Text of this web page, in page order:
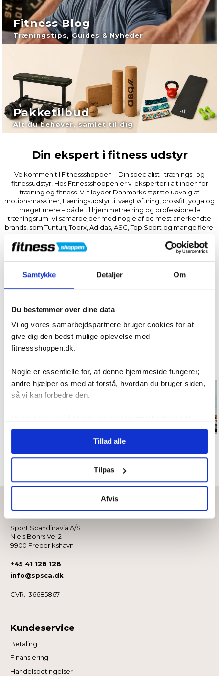
Samtykke Detaljer Om
Du bestemmer over dine data
Vi og vores samarbejdspartnere bruger cookies for at
give dig den bedst mulige oplevelse med
fitnessshoppen.dk.
Nogle er essentielle for, at denne hjemmeside fungerer;
andre hjælper os med at forstå, hvordan du bruger siden,
så vi kan forbedre den.
marketing formål. Klik på “Tillad alle” for at fortsætte som
angivet, eller klik på “Tilpas” for at vælge, hvilke typer
cookies du vil acceptere.
Tillad alle
Tilpas
Afvis
Fitness Blog
Træningstips, Guides & Nyheder
Pakketilbud
Alt du behøver, samlet til dig
Din ekspert i fitness udstyr
Velkommen til Fitnessshoppen – Din specialist i trænings- og
fitnessudstyr! Hos Fitnessshoppen er vi eksperter i alt inden for
træning og fitness. Vi tilbyder Danmarks største udvalg af
motionsmaskiner, træningsudstyr til vægtløftning, crossfit, yoga og
meget mere – både til hjemmetræning og professionelle
træningsrum. Vi samarbejder med nogle af de mest anerkendte
brands, som Tunturi, Toorx, Adidas, ASG, Top Sport og mange flere.
Uanset om du er nybegynder, erfaren træningsentusiast eller
professionel, finder du alt det nødvendige udstyr til at optimere din
træning – fra cardio- og træningsmaskiner til funktionelt
træningsudstyr og tilbehør. Vi er her for at hjælpe dig med at finde
det helt rigtige udstyr, så du kan træne effektivt og opnå dine
fitness-mål. Fitnessshoppen – Når kun det bedste udstyr er godt
nok!
Læs mere omFitnessshoppen og vores historie her
Kontakt
Sport Scandinavia A/S
Niels Bohrs Vej 2
9900 Frederikshavn
+45 41 128 128
info@spsca.dk
CVR.: 36685867
Kundeservice
Betaling
Finansiering
Handelsbetingelser